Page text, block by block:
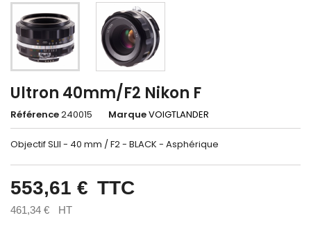
Ultron 40mm/F2 Nikon F
Référence240015 MarqueVOIGTLANDER
Objectif SLII - 40 mm / F2 - BLACK - Asphérique
553,61 € TTC
461,34 € HT